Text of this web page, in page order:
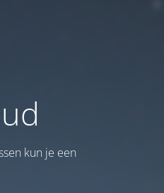
kun je een